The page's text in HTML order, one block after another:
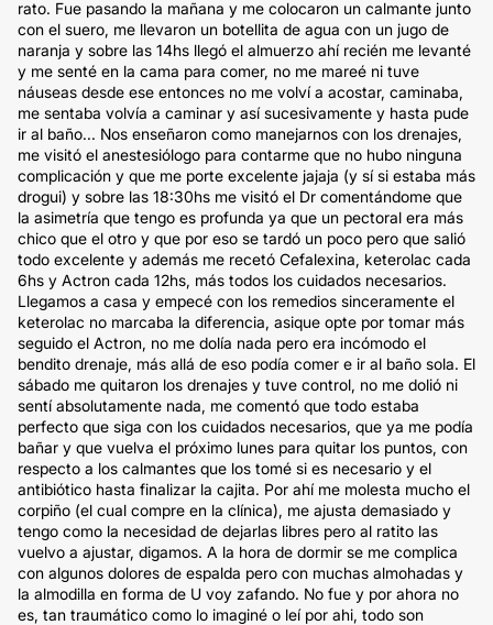
rato. Fue pasando la mañana y me colocaron un calmante junto
con el suero, me llevaron un botellita de agua con un jugo de
naranja y sobre las 14hs llegó el almuerzo ahí recién me levanté
y me senté en la cama para comer, no me mareé ni tuve
náuseas desde ese entonces no me volví a acostar, caminaba,
me sentaba volvía a caminar y así sucesivamente y hasta pude
ir al baño... Nos enseñaron como manejarnos con los drenajes,
me visitó el anestesiólogo para contarme que no hubo ninguna
complicación y que me porte excelente jajaja (y sí si estaba más
drogui) y sobre las 18:30hs me visitó el Dr comentándome que
la asimetría que tengo es profunda ya que un pectoral era más
chico que el otro y que por eso se tardó un poco pero que salió
todo excelente y además me recetó Cefalexina, keterolac cada
6hs y Actron cada 12hs, más todos los cuidados necesarios.
Llegamos a casa y empecé con los remedios sinceramente el
keterolac no marcaba la diferencia, asique opte por tomar más
seguido el Actron, no me dolía nada pero era incómodo el
bendito drenaje, más allá de eso podía comer e ir al baño sola. El
sábado me quitaron los drenajes y tuve control, no me dolió ni
sentí absolutamente nada, me comentó que todo estaba
perfecto que siga con los cuidados necesarios, que ya me podía
bañar y que vuelva el próximo lunes para quitar los puntos, con
respecto a los calmantes que los tomé si es necesario y el
antibiótico hasta finalizar la cajita. Por ahí me molesta mucho el
corpiño (el cual compre en la clínica), me ajusta demasiado y
tengo como la necesidad de dejarlas libres pero al ratito las
vuelvo a ajustar, digamos. A la hora de dormir se me complica
con algunos dolores de espalda pero con muchas almohadas y
la almodilla en forma de U voy zafando. No fue y por ahora no
es, tan traumático como lo imaginé o leí por ahi, todo son